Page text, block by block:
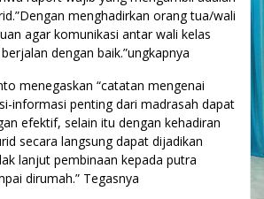
menghadirkan orang tua/wali
agar komunikasi antar wali kelas
dengan baik.”ungkapnya
menegaskan “catatan mengenai
informasi penting dari madrasah dapat
efektif, selain itu dengan kehadiran
secara langsung dapat dijadikan
lanjut pembinaan kepada putra
dirumah.” Tegasnya